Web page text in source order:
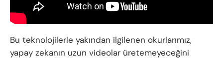
Bu teknolojilerle yakından ilgilenen okurlarımız,
yapay zekanın uzun videolar üretemeyeceğini